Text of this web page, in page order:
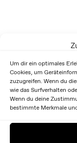
Um dir ein optimales
Cookies, um
zuzugreifen. Wenn du
wie das Surfverhalten
Wenn du deine
bestimmte Merkmale